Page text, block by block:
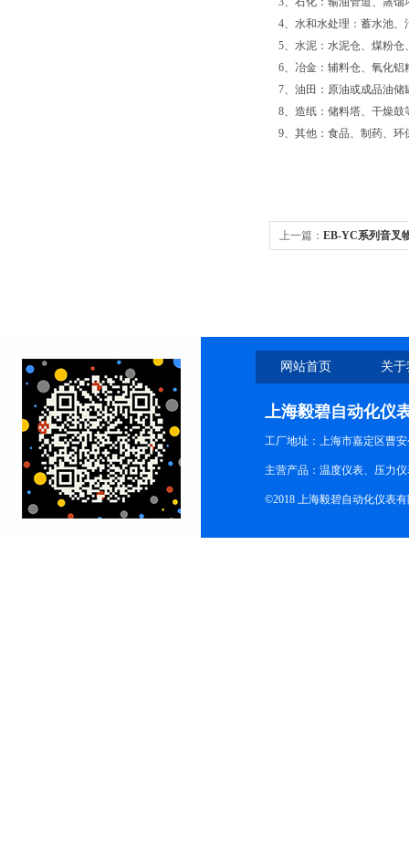
4、水和水处理：蓄水池
5、水泥：水泥仓、煤粉仓
6、冶金：辅料仓、氧化
7、油田：原油或成品油
8、造纸：储料塔、干燥鼓
9、其他：食品、制药、环
上一篇： EB-YC系列音叉
网站首页 关
上海毅碧自动化仪
工厂地址：上海市嘉定区曹安
主营产品：温度仪表、压力
©2018 上海毅碧自动化仪表